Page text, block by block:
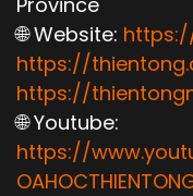
🌐 Website:
https://
https://
🌐 Youtube:
https://